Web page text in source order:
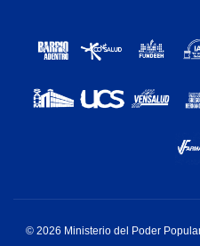
© 2026 Ministerio del Poder